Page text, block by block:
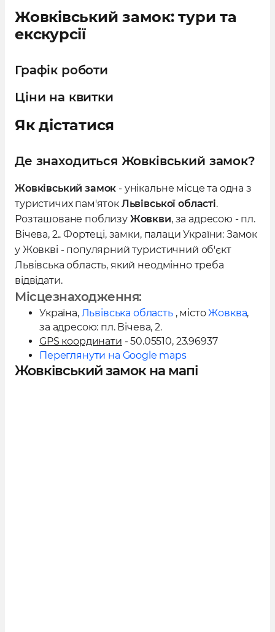
Жовківський замок: тури та
екскурсії
Графік роботи
Ціни на квитки
Як дістатися
Де знаходиться Жовківський замок?
Жовківський замок - унікальне місце та одна з
туристичих пам'яток Львівської області.
Розташоване поблизу Жовкви, за адресою - пл.
Вічева, 2.. Фортеці, замки, палаци України: Замок
у Жовкві - популярний туристичний об'єкт
Львівська область, який неодмінно треба
відвідати.
Місцезнаходження:
Україна, Львівська область, місто Жовква,
за адресою: пл. Вічева, 2.
GPS координати - 50.05510, 23.96937
Переглянути на Google maps
Жовківський замок на мапі